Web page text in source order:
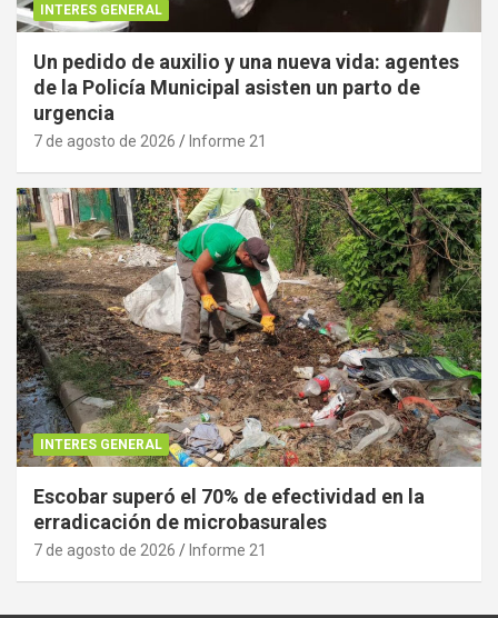
INTERES GENERAL
Un pedido de auxilio y una nueva vida: agentes
de la Policía Municipal asisten un parto de
urgencia
7 de agosto de 2026 Informe 21
INTERES GENERAL
Escobar superó el 70% de efectividad en la
erradicación de microbasurales
7 de agosto de 2026 Informe 21